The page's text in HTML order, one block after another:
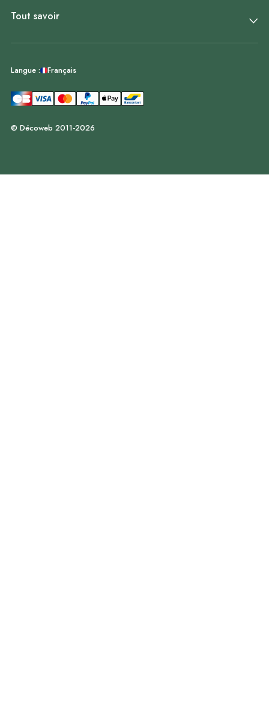
Tout savoir
Langue : Français
© Décoweb 2011-2026